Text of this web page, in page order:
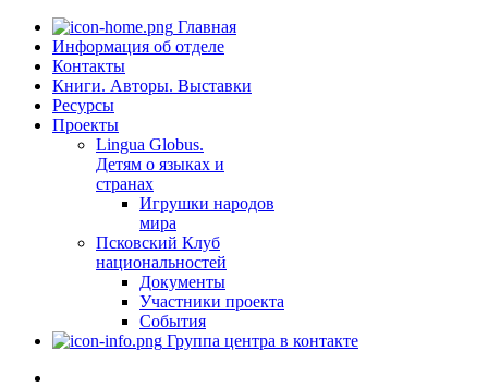
Главная
Информация об отделе
Контакты
Книги. Авторы. Выставки
Ресурсы
Проекты
Lingua Globus.
Детям о языках и
странах
Игрушки народов
мира
Псковский Клуб
национальностей
Документы
Участники проекта
События
Группа центра в контакте